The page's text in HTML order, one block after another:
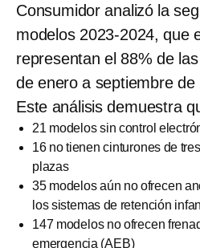
Consumidor analizó la
modelos 2023-2024, que
representan el 88% de
de enero a septiembre de
Este análisis demuestra
21 modelos sin control
16 no tienen cinturones de
plazas
35 modelos aún no ofrecen
los sistemas de retención
147 modelos no ofrecen
emergencia (AEB)